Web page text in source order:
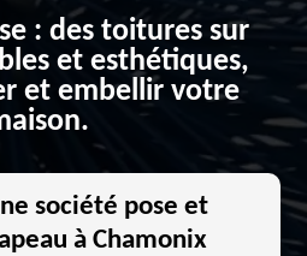
: des toitures sur
et esthétiques,
et embellir votre
société pose et
à Chamonix